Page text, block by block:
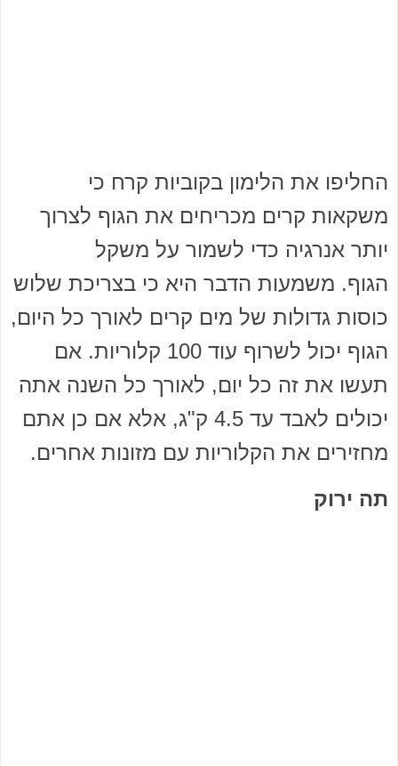
החליפו את הלימון בקוביות קרח כי
משקאות קרים מכריחים את הגוף לצרוך
יותר אנרגיה כדי לשמור על משקל
הגוף. משמעות הדבר היא כי בצריכת שלוש
כוסות גדולות של מים קרים לאורך כל היום,
הגוף יכול לשרוף עוד 100 קלוריות. אם
תעשו את זה כל יום, לאורך כל השנה אתה
יכולים לאבד עד 4.5 ק"ג, אלא אם כן אתם
מחזירים את הקלוריות עם מזונות אחרים.
תה ירוק